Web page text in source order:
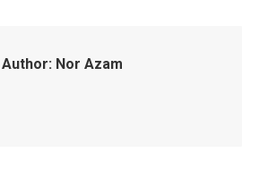
Author: Nor Azam